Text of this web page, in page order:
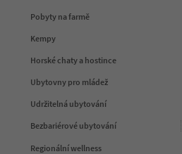
Pobyty na farmě
Kempy
Horské chaty a hostince
Ubytovny pro mládež
Udržitelná ubytování
Bezbariérové ubytování
Regionální wellness